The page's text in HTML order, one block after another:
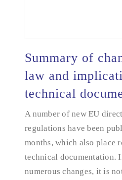
Summary of changes in EU
Summary of
law and
technical
A number of new EU
regulations have been
months, which also place
technical documentation.
numerous changes, it is